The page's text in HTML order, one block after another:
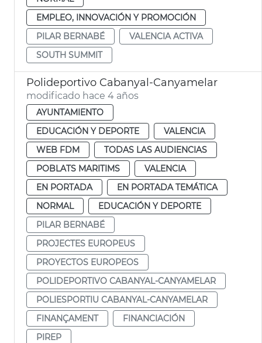
EMPLEO, INNOVACIÓN Y PROMOCIÓN
PILAR BERNABÉ
VALENCIA ACTIVA
SOUTH SUMMIT
Polideportivo Cabanyal-Canyamelar
modificado hace 4 años
AYUNTAMIENTO
EDUCACIÓN Y DEPORTE
VALENCIA
WEB FDM
TODAS LAS AUDIENCIAS
POBLATS MARITIMS
VALENCIA
EN PORTADA
EN PORTADA TEMÁTICA
NORMAL
EDUCACIÓN Y DEPORTE
PILAR BERNABÉ
PROJECTES EUROPEUS
PROYECTOS EUROPEOS
POLIDEPORTIVO CABANYAL-CANYAMELAR
POLIESPORTIU CABANYAL-CANYAMELAR
FINANÇAMENT
FINANCIACIÓN
PIREP